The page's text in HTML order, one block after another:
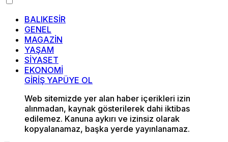
BALIKESİR
GENEL
MAGAZİN
YAŞAM
SİYASET
EKONOMİ
GİRİŞ YAPÜYE OL
Web sitemizde yer alan haber içerikleri izin
alınmadan, kaynak gösterilerek dahi iktibas
edilemez. Kanuna aykırı ve izinsiz olarak
kopyalanamaz, başka yerde yayınlanamaz.